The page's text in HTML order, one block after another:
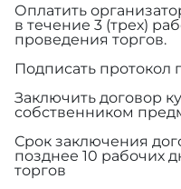
Оплатить
в течение 3 (трех)
проведения торгов.
Подписать протокол
Заключить договор
собственником
Срок заключения
позднее 10 рабочих
торгов